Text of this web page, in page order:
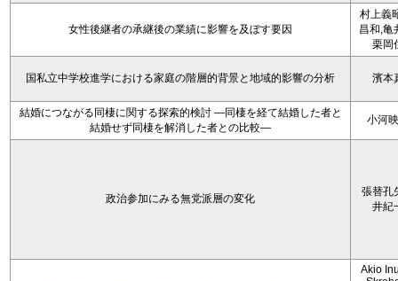
女性後継者の承継後の業績に影響を及ぼす要因
村上義
昌和,亀
栗岡
国私立中学校進学における家庭の階層的背景と地域的影響の分析 濱本
結婚につながる同棲に関する探索的検討 ―同棲を経て結婚した者と
結婚せず同棲を解消した者との比較―
小河
政治参加にみる無党派層の変化
張替孔
井紀
Akio